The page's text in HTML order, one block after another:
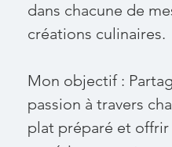
dans chacune de
créations culinaires.
Mon objectif :
passion à travers
plat préparé et offrir